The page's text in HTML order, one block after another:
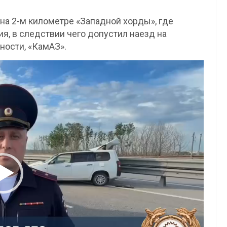
2-м километре «Западной хорды», где
в следствии чего допустил наезд на
«КамАЗ».